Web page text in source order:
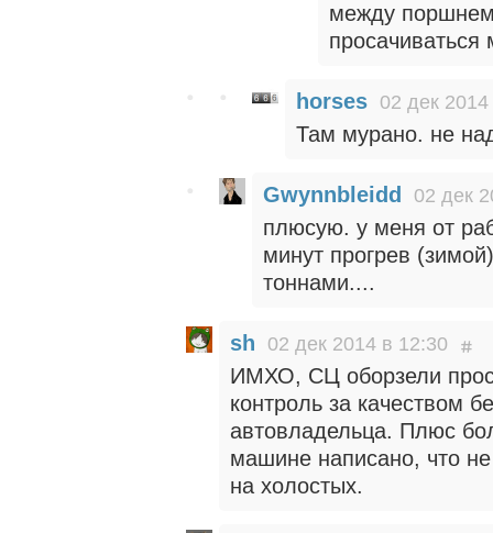
между
просачиваться
horses 02 дек
Там мурано. не
Gwynnbleidd 02 дек
плюсую. у меня от
минут прогрев
тоннами....
sh 02 дек 2014 в 12:30
ИМХО, СЦ оборзели
контроль за качеством
автовладельца. Плюс
машине написано, что не
на холостых.